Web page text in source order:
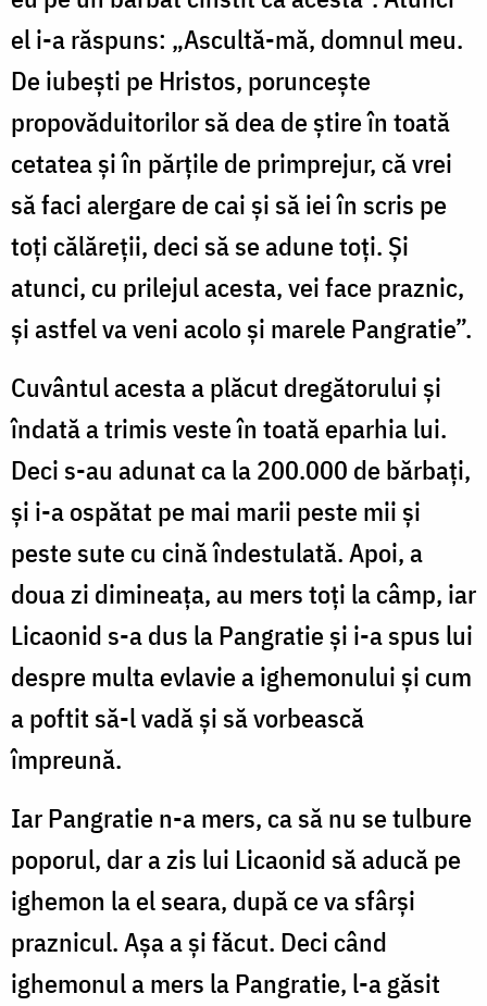
el i-a răspuns: „Ascultă-mă, domnul meu.
De iubești pe Hristos, poruncește
propovăduitorilor să dea de știre în toată
cetatea și în părțile de primprejur, că vrei
să faci alergare de cai și să iei în scris pe
toți călăreții, deci să se adune toți. Și
atunci, cu prilejul acesta, vei face praznic,
și astfel va veni acolo și marele Pangratie”.
Cuvântul acesta a plăcut dregătorului și
îndată a trimis veste în toată eparhia lui.
Deci s-au adunat ca la 200.000 de bărbați,
și i-a ospătat pe mai marii peste mii și
peste sute cu cină îndestulată. Apoi, a
doua zi dimineața, au mers toți la câmp, iar
Licaonid s-a dus la Pangratie și i-a spus lui
despre multa evlavie a ighemonului și cum
a poftit să-l vadă și să vorbească
împreună.
Iar Pangratie n-a mers, ca să nu se tulbure
poporul, dar a zis lui Licaonid să aducă pe
ighemon la el seara, după ce va sfârși
praznicul. Așa a și făcut. Deci când
ighemonul a mers la Pangratie, l-a găsit